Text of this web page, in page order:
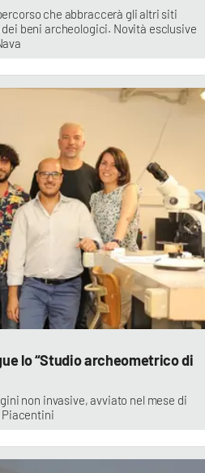
che abbraccerà gli altri siti
beni archeologici. Novità esclusive
lo “Studio archeometrico di
non invasive, avviato nel mese di
Piacentini